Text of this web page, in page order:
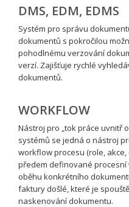
DMS, EDM, EDMS
Systém pro správu
dokumentů s pokročilou
pohodlnému verzování
verzí. Zajišťuje rychlé
dokumentů.
WORKFLOW
Nástroj pro „tok práce uvnitř
systémů se jedná o nástroj
workflow procesu (role,
předem definované
oběhu konkrétního
faktury došlé, které je
naskenování dokumentu.